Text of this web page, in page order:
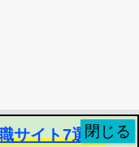
サイト7選！